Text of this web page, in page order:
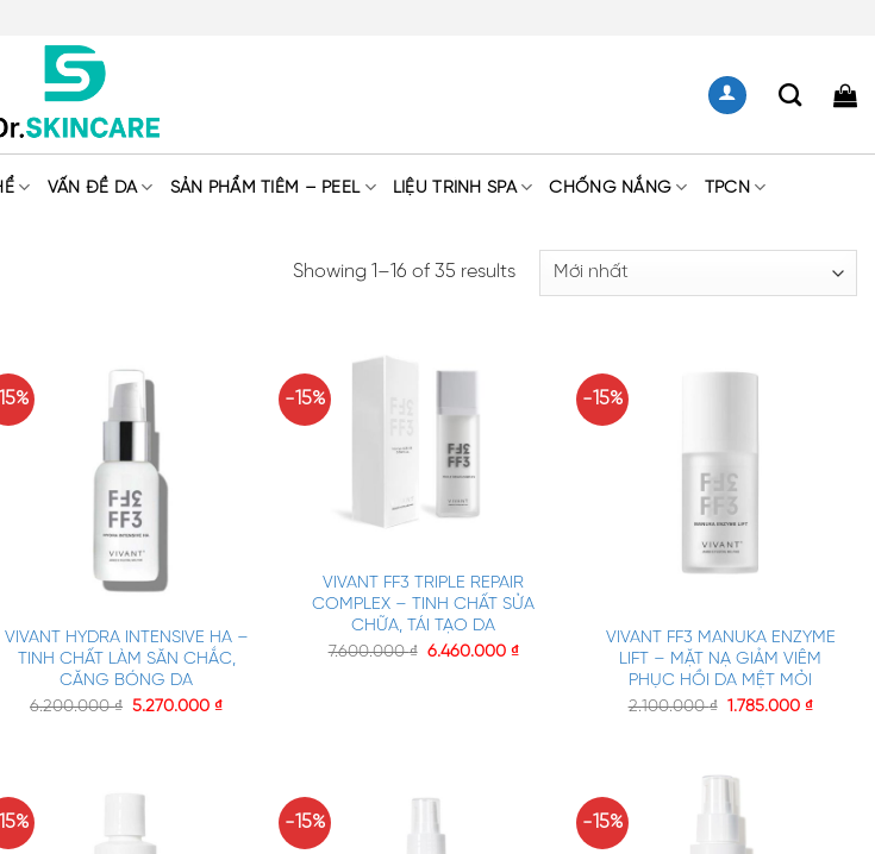
VẤN ĐỀ DA SẢN PHẨM TIÊM – PEEL LIỆU TRÌNH SPA CHỐNG NẮNG TPCN
Showing 1–16 of 35 results
VIVANT HYDRA INTENSIVE HA –
TINH CHẤT LÀM SĂN CHẮC,
CĂNG BÓNG DA
6.200.000₫ 5.270.000₫
-15%
VIVANT FF3 TRIPLE REPAIR
COMPLEX – TINH CHẤT SỬA
CHỮA, TÁI TẠO DA
7.600.000₫ 6.460.000 ₫
-15%
VIVANT FF3 MANUKA ENZYME
LIFT – MẶT NẠ GIẢM VIÊM
PHỤC HỒI DA MỆT MỎI
2.100.000₫ 1.785.000 ₫
-15% -15%